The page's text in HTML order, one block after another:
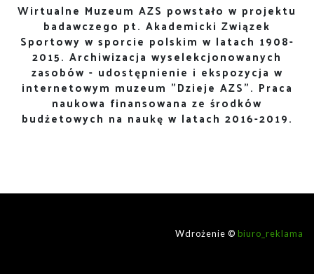
Wirtualne Muzeum AZS powstało w projektu
badawczego pt. Akademicki Związek
Sportowy w sporcie polskim w latach 1908-
2015. Archiwizacja wyselekcjonowanych
zasobów - udostępnienie i ekspozycja w
internetowym muzeum "Dzieje AZS". Praca
naukowa finansowana ze środków
budżetowych na naukę w latach 2016-2019.
Wdrożenie © biuro_reklama